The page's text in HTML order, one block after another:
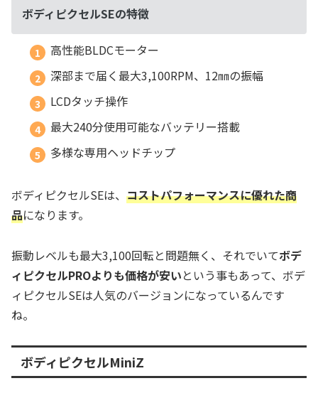
ボディピクセルSEの特徴
高性能BLDCモーター
深部まで届く最大3,100RPM、12㎜の振幅
LCDタッチ操作
最大240分使用可能なバッテリー搭載
多様な専用ヘッドチップ
ボディピクセルSEは、 コストパフォーマンスに優れた商
品になります。
振動レベルも最大3,100回転と問題無く、それでいてボデ
ィピクセルPROよりも価格が安いという事もあって、ボデ
ィピクセルSEは人気のバージョンになっているんです
ね。
ボディピクセルMiniZ